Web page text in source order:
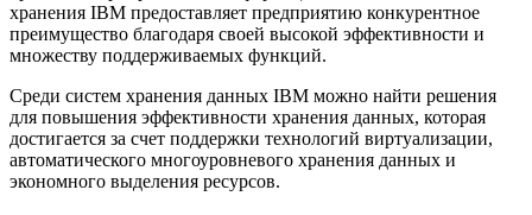
хранения IBM предоставляет предприятию конкурентное
преимущество благодаря своей высокой эффективности и
множеству поддерживаемых функций.
Среди систем хранения данных IBM можно найти решения
для повышения эффективности хранения данных, которая
достигается за счет поддержки технологий виртуализации,
автоматического многоуровневого хранения данных и
экономного выделения ресурсов.